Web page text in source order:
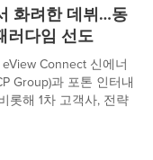
화려한 데뷔…동
러다임 선도
Connect 신에너
Group)과 포톤 인터내
롯해 1차 고객사, 전략